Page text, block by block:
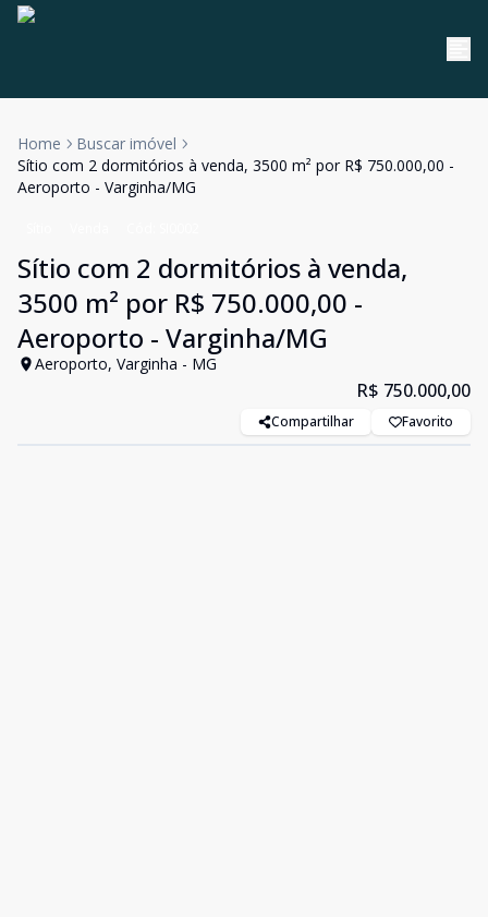
Home
Buscar imóvel
Sítio com 2 dormitórios à venda, 3500 m² por R$ 750.000,00 -
Aeroporto - Varginha/MG
Sítio com 2 dormitórios à venda,
3500 m² por R$ 750.000,00 -
Aeroporto - Varginha/MG
Aeroporto, Varginha - MG
R$ 750.000,00
Compartilhar Favorito